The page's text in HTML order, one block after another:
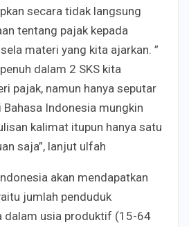
secara tidak langsung
tentang pajak kepada
materi yang kita ajarkan. ”
dalam 2 SKS kita
pajak, namun hanya seputar
Bahasa Indonesia mungkin
kalimat itupun hanya satu
saja”, lanjut ulfah
akan mendapatkan
jumlah penduduk
dalam usia produktif (15-64